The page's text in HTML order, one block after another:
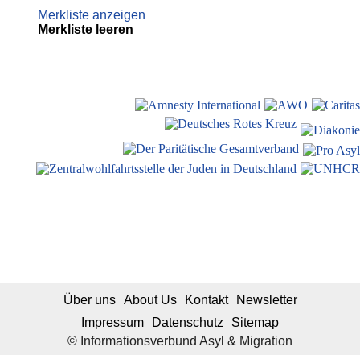
Merkliste anzeigen
Merkliste leeren
© Informationsverbund Asyl & Migration
Über uns About Us Kontakt
Newsletter
Impressum
Datenschutz Sitemap